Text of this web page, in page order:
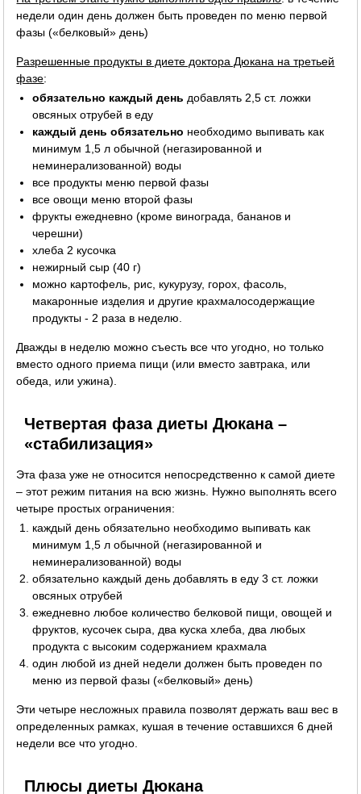
недели один день должен быть проведен по меню первой
фазы («белковый» день)
Разрешенные продукты в диете доктора Дюкана на третьей
фазе:
обязательно каждый день добавлять 2,5 ст. ложки
овсяных отрубей в еду
каждый день обязательно необходимо выпивать как
минимум 1,5 л обычной (негазированной и
неминерализованной) воды
все продукты меню первой фазы
все овощи меню второй фазы
фрукты ежедневно (кроме винограда, бананов и
черешни)
хлеба 2 кусочка
нежирный сыр (40 г)
можно картофель, рис, кукурузу, горох, фасоль,
макаронные изделия и другие крахмалосодержащие
продукты - 2 раза в неделю.
Дважды в неделю можно съесть все что угодно, но только
вместо одного приема пищи (или вместо завтрака, или
обеда, или ужина).
Четвертая фаза диеты Дюкана –
«стабилизация»
Эта фаза уже не относится непосредственно к самой диете
– этот режим питания на всю жизнь. Нужно выполнять всего
четыре простых ограничения:
каждый день обязательно необходимо выпивать как
минимум 1,5 л обычной (негазированной и
неминерализованной) воды
обязательно каждый день добавлять в еду 3 ст. ложки
овсяных отрубей
ежедневно любое количество белковой пищи, овощей и
фруктов, кусочек сыра, два куска хлеба, два любых
продукта с высоким содержанием крахмала
один любой из дней недели должен быть проведен по
меню из первой фазы («белковый» день)
Эти четыре несложных правила позволят держать ваш вес в
определенных рамках, кушая в течение оставшихся 6 дней
недели все что угодно.
Плюсы диеты Дюкана